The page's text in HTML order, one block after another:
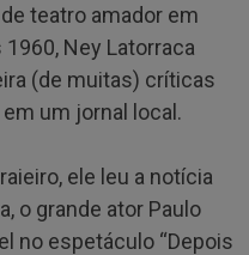
teatro amador em
Ney Latorraca
(de muitas) críticas
um jornal local.
ele leu a notícia
o grande ator Paulo
no espetáculo “Depois